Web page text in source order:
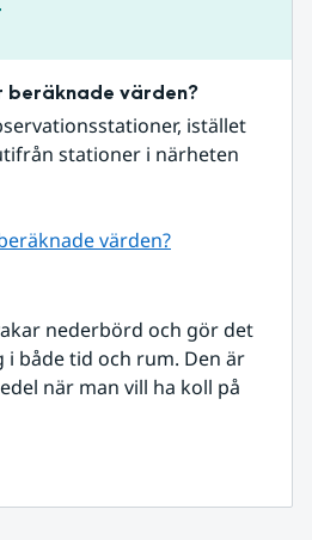
värden?
istället
stationer i närheten
värden?
nederbörd och gör det
både tid och rum. Den är
när man vill ha koll på